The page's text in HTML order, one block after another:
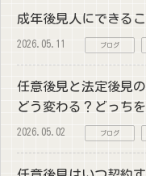
成年後見人にできる
2026.05.11 ブログ
任意後見と法定後見
どう変わる？どっち
2026.05.02 ブログ